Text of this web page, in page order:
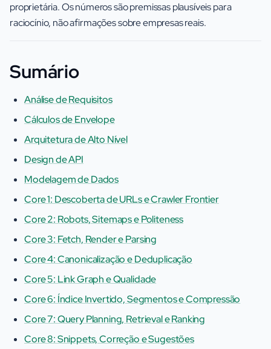
proprietária. Os números são premissas plausíveis para
raciocínio, não afirmações sobre empresas reais.
Sumário
Análise de Requisitos
Cálculos de Envelope
Arquitetura de Alto Nível
Design de API
Modelagem de Dados
Core 1: Descoberta de URLs e Crawler Frontier
Core 2: Robots, Sitemaps e Politeness
Core 3: Fetch, Render e Parsing
Core 4: Canonicalização e Deduplicação
Core 5: Link Graph e Qualidade
Core 6: Índice Invertido, Segmentos e Compressão
Core 7: Query Planning, Retrieval e Ranking
Core 8: Snippets, Correção e Sugestões